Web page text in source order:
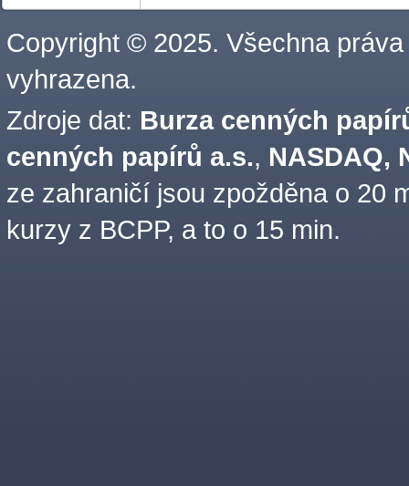
Copyright © 2025. Všechna práva
vyhrazena.
Zdroje dat: Burza cenných
cenných papírů a.s., NASDAQ,
ze zahraničí jsou zpožděna o 20
kurzy z BCPP, a to o 15 min.